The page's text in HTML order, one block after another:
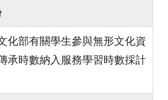
化部有關學生參與無形文化資
承時數納入服務學習時數採計